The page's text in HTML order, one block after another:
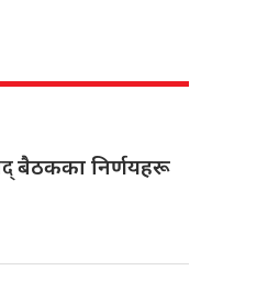
बैठकका निर्णयहरू